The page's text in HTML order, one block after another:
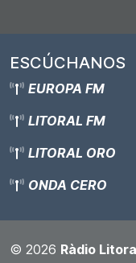
ESCÚCHANOS
EUROPA FM
LITORAL FM
LITORAL ORO
ONDA CERO
© 2026 Ràdio